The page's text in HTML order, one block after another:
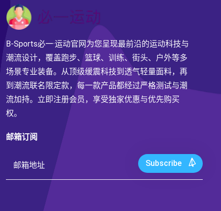
B-Sports必一·运动官网为您呈现最前沿的运动科技与
潮流设计，覆盖跑步、篮球、训练、街头、户外等多
场景专业装备。从顶级缓震科技到透气轻量面料，再
到潮流联名限定款，每一款产品都经过严格测试与潮
流加持。立即注册会员，享受独家优惠与优先购买
权。
邮箱订阅
Subscribe